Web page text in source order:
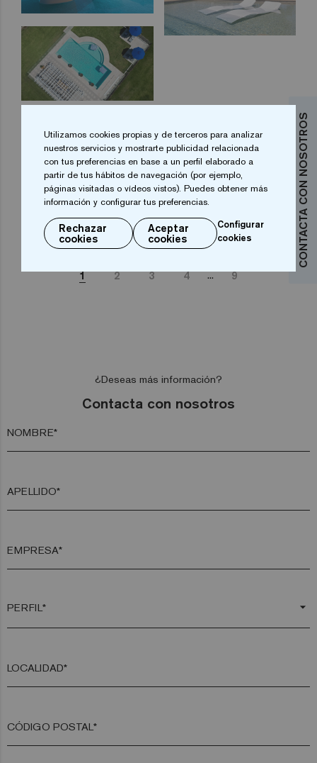
CONTACTA CON NOSOTROS
1 2 3 4 ... 9
¿Deseas más información?
Contacta con nosotros
NOMBRE*
APELLIDO*
EMPRESA*
arrow_drop_down
LOCALIDAD*
CÓDIGO POSTAL*
Utilizamos cookies propias y de terceros para analizar
nuestros servicios y mostrarte publicidad relacionada
con tus preferencias en base a un perfil elaborado a
partir de tus hábitos de navegación (por ejemplo,
páginas visitadas o vídeos vistos). Puedes obtener más
información y configurar tus preferencias.
Rechazar
cookies
Aceptar
cookies
Configurar
cookies